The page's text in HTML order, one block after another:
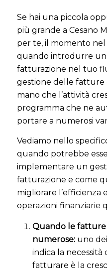
Se hai una piccola
più grande a Cesano
per te, il momento
quando introdurre un
fatturazione nel tuo
gestione delle fatture
mano che l’attività
programma che ne
portare a numerosi
Vediamo nello
quando potrebbe
implementare un
fatturazione e come
migliorare l’efficienza
operazioni finanziarie
Quando le fatture
numerose: uno
indica la
fatturare è la